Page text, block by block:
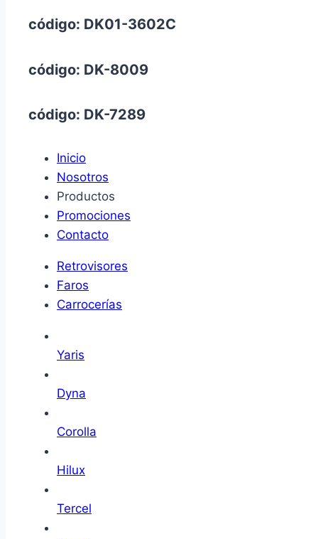
código: DK01-3602C
código: DK-8009
código: DK-7289
Inicio
Nosotros
Productos
Promociones
Contacto
Retrovisores
Faros
Carrocerías
Yaris
Dyna
Corolla
Hilux
Tercel